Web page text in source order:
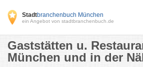
Stadtbranchenbuch München
ein Angebot von stadtbranchenbuch.de
Gaststätten u.
München und in der